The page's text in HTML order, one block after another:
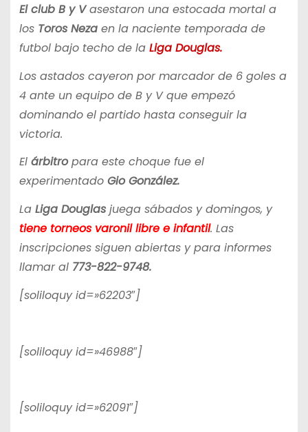
El club B y Vasestaron una estocada mortal a
los Toros Nezaen la naciente temporada de
futbol bajo techo de la Liga Douglas.
Los astados cayeron por marcador de 6 goles a
4 ante un equipo de B y V que empezó
dominando el partido hasta conseguir la
victoria.
El árbitropara este choque fue el
experimentado Gio González.
La Liga Douglasjuega sábados y domingos, y
tiene torneos varonil libre e infantil. Las
inscripciones siguen abiertas y para informes
llamar al773-822-9748.
[soliloquy id=»62203″]
[soliloquy id=»46988″]
[soliloquy id=»62091″]